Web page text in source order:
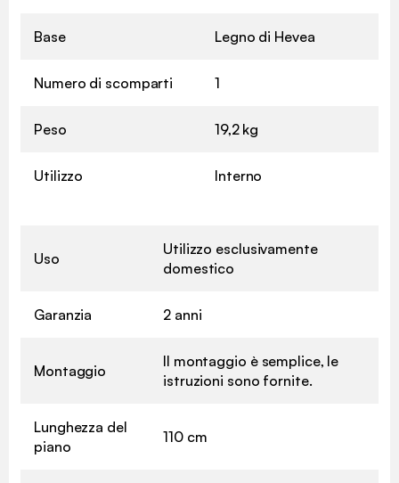
Base Legno di Hevea
Numero di scomparti 1
Peso 19,2 kg
Utilizzo Interno
Uso
Utilizzo esclusivamente
domestico
Garanzia 2 anni
Montaggio
Il montaggio è semplice, le
istruzioni sono fornite.
Lunghezza del
piano
110 cm